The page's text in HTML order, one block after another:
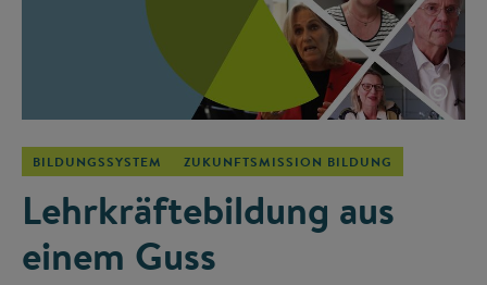
©
BILDUNGSSYSTEM ZUKUNFTSMISSION BILDUNG
Lehrkräftebildung aus
einem Guss